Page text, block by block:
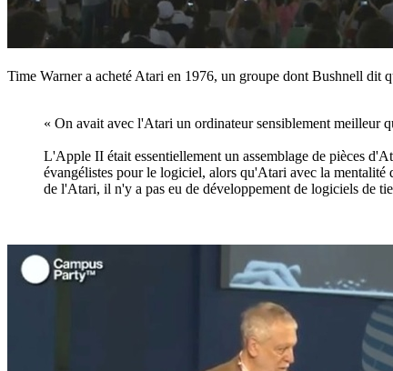
Time Warner a acheté Atari en 1976, un groupe dont Bushnell dit
« On avait avec l'Atari un ordinateur sensiblement meilleur
L'Apple II était essentiellement un assemblage de pièces
évangélistes pour le logiciel, alors qu'Atari avec la mentalité
de l'Atari, il n'y a pas eu de développement de logiciels de